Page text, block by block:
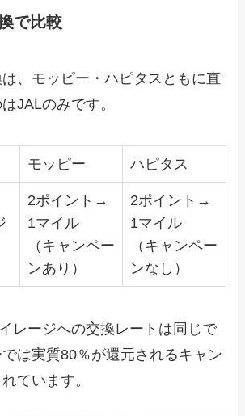
で比較
、モッピー・ハピタスともに直
JALのみです。
モッピー ハピタス
2ポイント→
1マイル
（キャンペー
ンあり）
2ポイント→
1マイル
（キャンペー
ンなし）
レージへの交換レートは同じで
は実質80％が還元されるキャン
ています。